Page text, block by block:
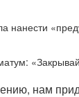
нам